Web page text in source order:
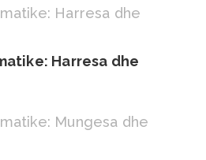
Harresa dhe